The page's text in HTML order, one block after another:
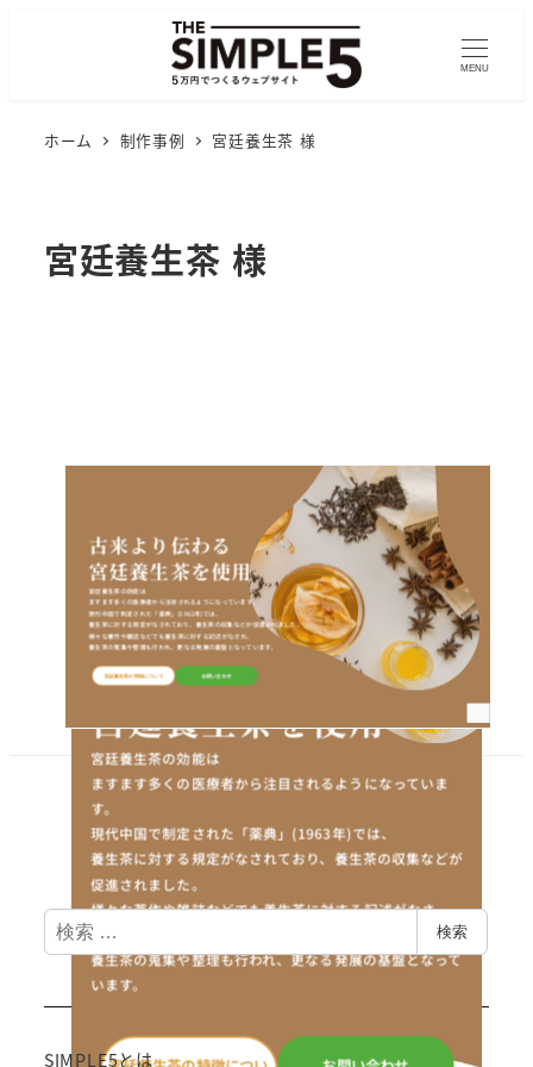
MENU
ホーム 制作事例 宮廷養生茶 様
宮廷養生茶 様
ウェブサイトへ
制作事例一覧へ戻る
検
索
検索
SIMPLE5とは